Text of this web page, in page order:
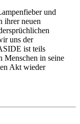
und
ihrer neuen
uns der
ist teils
Menschen in seine
Akt wieder